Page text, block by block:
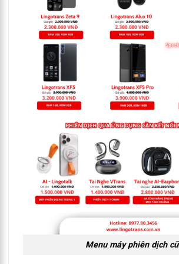
Menu máy phiên dịch cũ